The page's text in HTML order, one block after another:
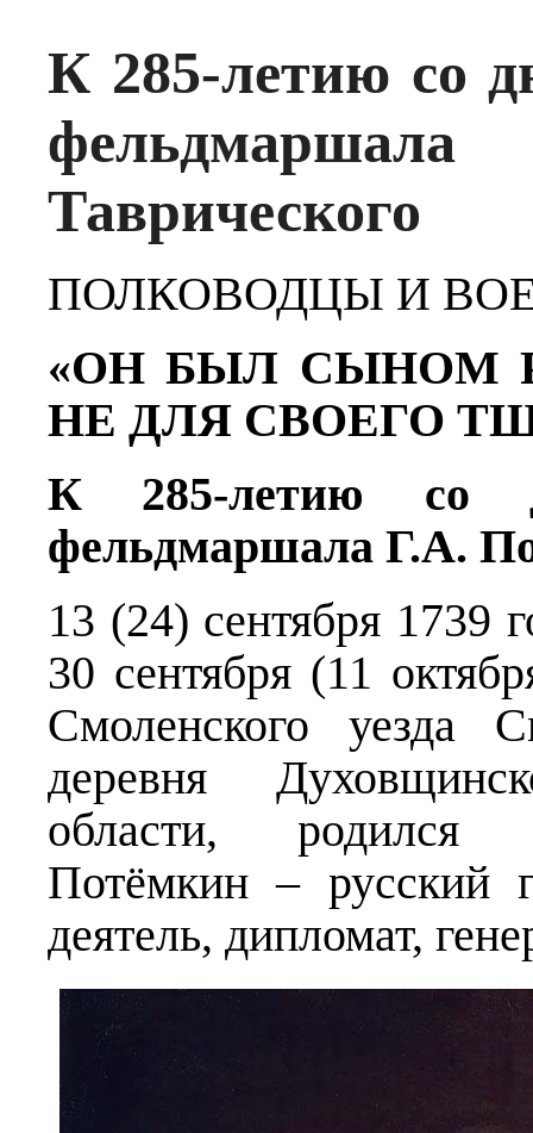
К 285-летию со
Таврического
ПОЛКОВОДЦЫ И
«ОН БЫЛ СЫНОМ
НЕ ДЛЯ СВОЕГО
К 285-летию со
фельдмаршала Г.А.
13 (24) сентября 1739
30 сентября (11
Смоленского уезда
деревня
области, родился
Потёмкин – русский
деятель, дипломат,